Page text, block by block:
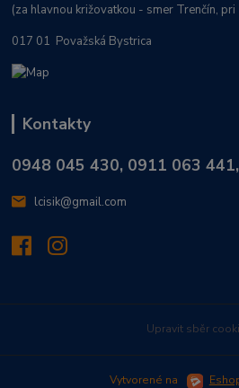
(za hlavnou križovatkou - smer Trenčín, pri
017 01 Považská Bystrica
Kontakty
0948 045 430, 0911 063
lcisik@gmail.com
Upravit sběr
Vytvorené na